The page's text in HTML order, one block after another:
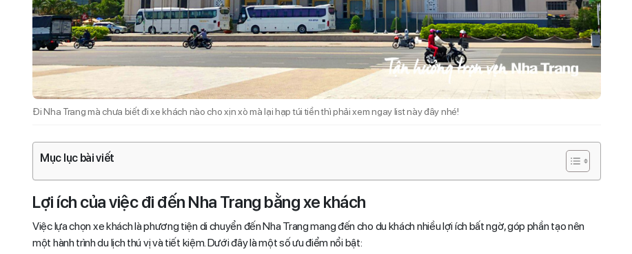
Đi Nha Trang mà chưa biết đi xe khách nào cho xịn xò mà lại hạp túi tiền thì phải xem ngay list này đây nhé!
Mục lục bài viết
Lợi ích của việc đi đến Nha Trang bằng xe khách
Việc lựa chọn xe khách là phương tiện di chuyển đến Nha Trang mang đến cho du khách nhiều lợi ích bất ngờ, góp phần tạo nên
một hành trình du lịch thú vị và tiết kiệm. Dưới đây là một số ưu điểm nổi bật: